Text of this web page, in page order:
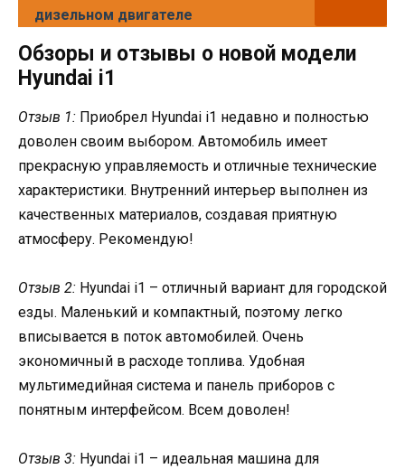
дизельном двигателе
Обзоры и отзывы о новой модели
Hyundai i1
Отзыв 1: Приобрел Hyundai i1 недавно и полностью
доволен своим выбором. Автомобиль имеет
прекрасную управляемость и отличные технические
характеристики. Внутренний интерьер выполнен из
качественных материалов, создавая приятную
атмосферу. Рекомендую!
Отзыв 2: Hyundai i1 – отличный вариант для городской
езды. Маленький и компактный, поэтому легко
вписывается в поток автомобилей. Очень
экономичный в расходе топлива. Удобная
мультимедийная система и панель приборов с
понятным интерфейсом. Всем доволен!
Отзыв 3: Hyundai i1 – идеальная машина для